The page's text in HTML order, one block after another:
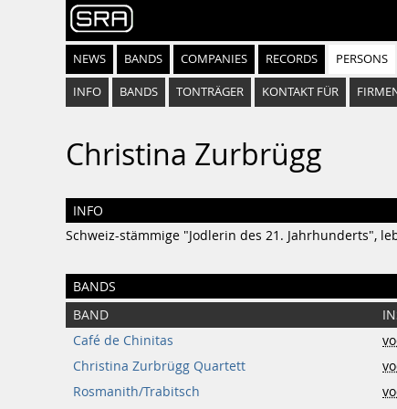
NEWS BANDS COMPANIES RECORDS PERSONS
INFO BANDS TONTRÄGER KONTAKT FÜR
Christina Zurbrügg
INFO
Schweiz-stämmige "Jodlerin des 21. Jahrhunderts",
BANDS
BAND
Café de Chinitas
Christina Zurbrügg Quartett
Rosmanith/Trabitsch